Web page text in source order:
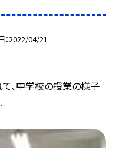
2022/04/21
、中学校の授業の様子